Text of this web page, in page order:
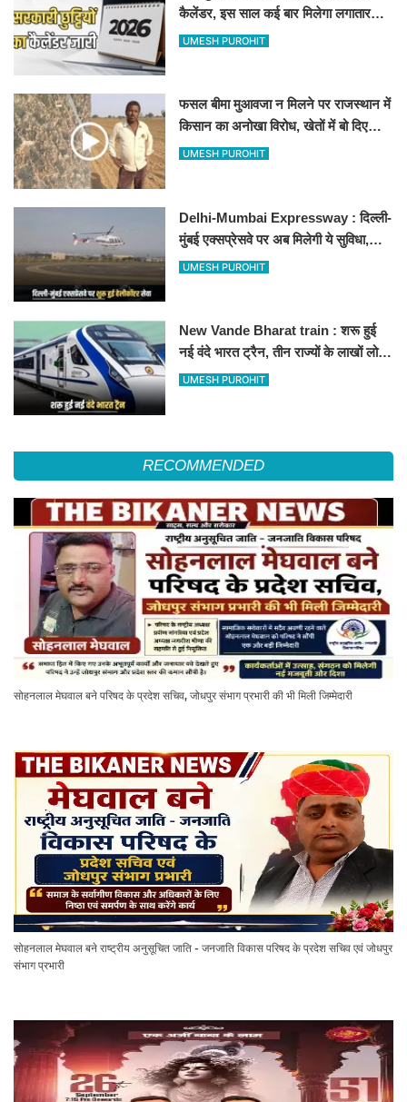
कैलेंडर, इस साल कई बार मिलेगा लगातार
अवकाश, देखें
UMESH PUROHIT
फसल बीमा मुआवजा न मिलने पर राजस्थान में
किसान का अनोखा विरोध, खेतों में बो दिए
500-500 रुपए के नोट, वीडियो वायरल
UMESH PUROHIT
Delhi-Mumbai Expressway : दिल्ली-
मुंबई एक्सप्रेसवे पर अब मिलेगी ये सुविधा,
हेलीकॉप्टर सर्विस से तुरंत घायल पहुंचेगा
UMESH PUROHIT
New Vande Bharat train : शरू हुई
नई वंदे भारत ट्रैन, तीन राज्यों के लाखों लोगों
का सफर होगा आसान, देखें पूरा रूटमैप
UMESH PUROHIT
RECOMMENDED
सोहनलाल मेघवाल बने परिषद के प्रदेश सचिव, जोधपुर संभाग प्रभारी की भी मिली जिम्मेदारी
सोहनलाल मेघवाल बने राष्ट्रीय अनुसूचित जाति - जनजाति विकास परिषद के प्रदेश सचिव एवं जोधपुर
संभाग प्रभारी